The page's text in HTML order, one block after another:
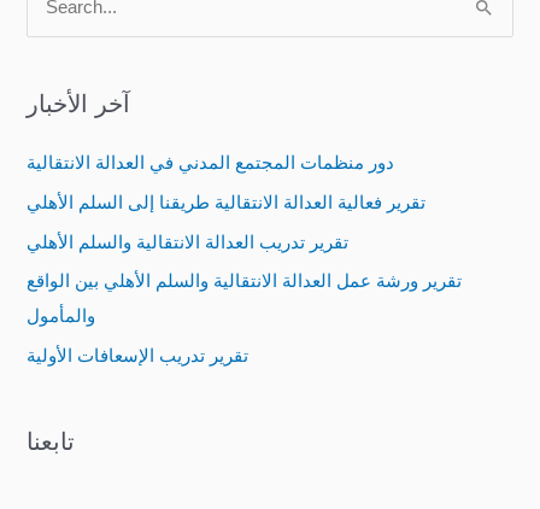
r
o
r
:
آخر الأخبار
دور منظمات المجتمع المدني في العدالة الانتقالية
تقرير فعالية العدالة الانتقالية طريقنا إلى السلم الأهلي
تقرير تدريب العدالة الانتقالية والسلم الأهلي
تقرير ورشة عمل العدالة الانتقالية والسلم الأهلي بين الواقع
والمأمول
تقرير تدريب الإسعافات الأولية
تابعنا